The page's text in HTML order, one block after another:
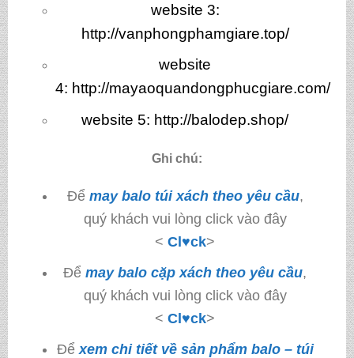
website 3:
http://vanphongphamgiare.top/
website
4: http://mayaoquandongphucgiare.com/
website 5: http://balodep.shop/
Ghi chú:
Để may balo túi xách theo yêu cầu,
quý khách vui lòng click vào đây
<Cl♥ck>
Đểmay balo cặp xách theo yêu cầu,
quý khách vui lòng click vào đây
<Cl♥ck>
Để xem chi tiết về sản phẩm balo – túi